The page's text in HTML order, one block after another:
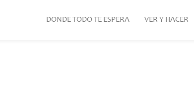
DONDE TODO TE ESPERA VER Y HACER